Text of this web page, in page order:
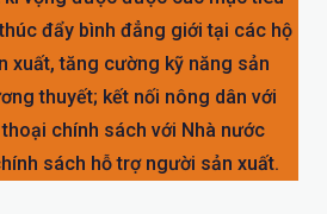
đẩy bình đẳng giới tại các hộ
xuất, tăng cường kỹ năng sản
thuyết; kết nối nông dân với
chính sách với Nhà nước
sách hỗ trợ người sản xuất.